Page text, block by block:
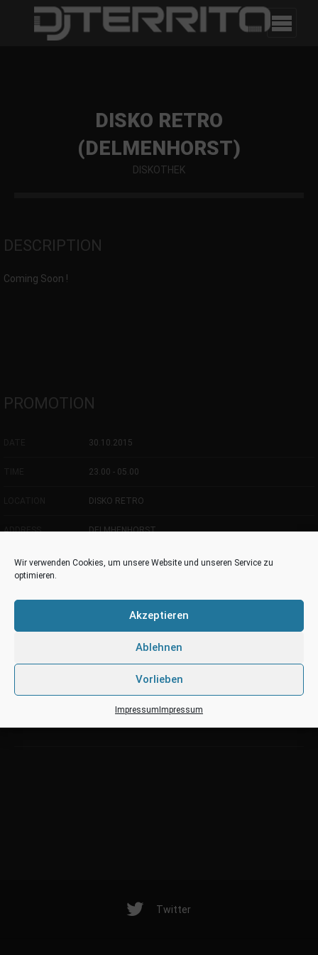
Wir verwenden Cookies, um unsere Website und unseren Service zu
optimieren.
Akzeptieren
Ablehnen
Vorlieben
ImpressumImpressum
DISKO RETRO
(DELMENHORST)
DISKOTHEK
DESCRIPTION
Coming Soon !
PROMOTION
30.10.2015
23.00 - 05.00
DISKO RETRO
ADDRESS DELMHENHORST
Twitter